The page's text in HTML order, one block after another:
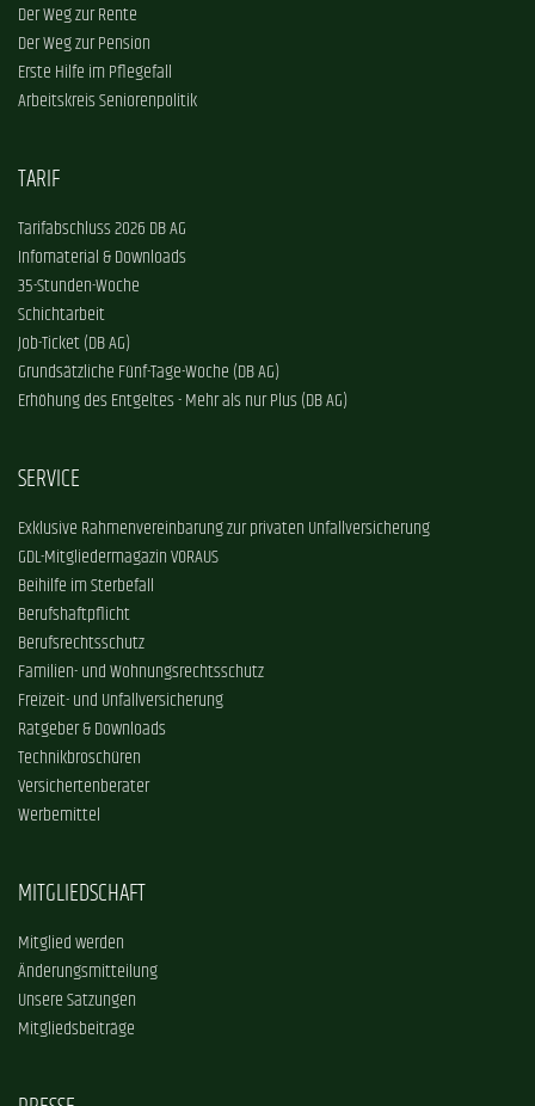
Der Weg zur Rente
Der Weg zur Pension
Erste Hilfe im Pflegefall
Arbeitskreis Seniorenpolitik
TARIF
Tarifabschluss 2026 DB AG
Infomaterial & Downloads
35-Stunden-Woche
Schichtarbeit
Job-Ticket (DB AG)
Grundsätzliche Fünf-Tage-Woche (DB AG)
Erhöhung des Entgeltes - Mehr als nur Plus (DB AG)
SERVICE
Exklusive Rahmenvereinbarung zur privaten Unfallversicherung
GDL-Mitgliedermagazin VORAUS
Beihilfe im Sterbefall
Berufshaftpflicht
Berufsrechtsschutz
Familien- und Wohnungsrechtsschutz
Freizeit- und Unfallversicherung
Ratgeber & Downloads
Technikbroschüren
Versichertenberater
Werbemittel
MITGLIEDSCHAFT
Mitglied werden
Änderungsmitteilung
Unsere Satzungen
Mitgliedsbeiträge